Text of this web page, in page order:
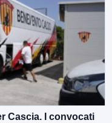
Cascia. I convocati